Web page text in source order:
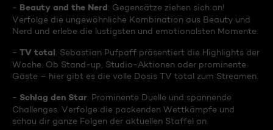
- Beauty and the Nerd: Gegensätze ziehen sich an!
Verfolge die ungewöhnliche Kombination aus Beauty und
Nerd und erlebe die lustigsten und emotionalsten Momente.
- TV total: Sebastian Pufpaff präsentiert die Highlights der
Woche. Ob Stand-up, Studio-Aktionen oder prominente
Gäste – hier gibt es die volle Dosis TV total zum Streamen.
- Schlag den Star: Prominente Duelle und spannende
Challenges. Verfolge die packenden Wettkämpfe und
schau dir ganze Folgen der aktuellen Staffel an.